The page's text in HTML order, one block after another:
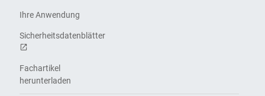
Ihre Anwendung
Sicherheitsdatenblätter
Fachartikel
herunterladen